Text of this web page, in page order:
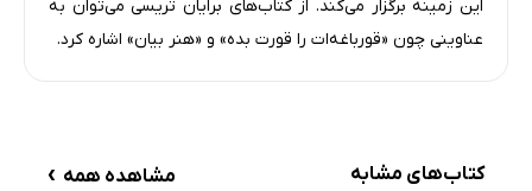
این زمینه برگزار می‌کند. از کتاب‌های برایان تریسی می‌توان به
عناوینی چون «قورباغه‌ات را قورت بده» و «هنر بیان» اشاره کرد.
کتاب‌های مشابه مشاهده همه ›